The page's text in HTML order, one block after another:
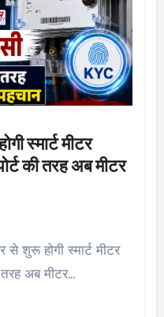
स्मार्ट मीटर
की तरह अब मीटर
तरह अब मीटर…